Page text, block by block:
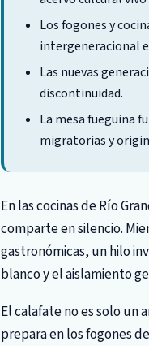
Los fogones y
intergeneracional
Las nuevas
discontinuidad.
La mesa fueguina
migratorias y
En las cocinas de Río
comparte en silencio.
gastronómicas, un hilo
blanco y el aislamiento
El calafate no es solo un
prepara en los fogones